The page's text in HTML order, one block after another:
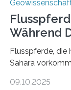
Während
Flusspferde, die
Sahara
Knochenfunden
09.10.2025